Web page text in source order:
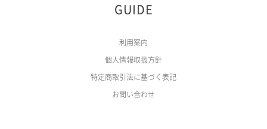
GUIDE
利用案内
個人情報取扱方針
特定商取引法に基づく表記
お問い合わせ